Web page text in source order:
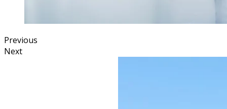
Previous
Next